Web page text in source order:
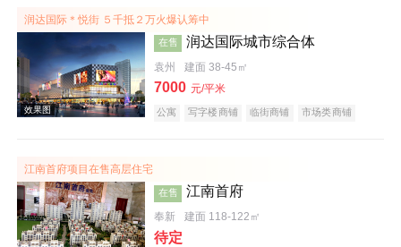
润达国际＊悦街 ５千抵２万火爆认筹中
在售 润达国际城市综合体
袁州 建面 38-45㎡
7000 元/平米
公寓 写字楼商铺 临街商铺
市场类商铺
江南首府项目在售高层住宅
在售 江南首府
奉新 建面 118-122㎡
待定